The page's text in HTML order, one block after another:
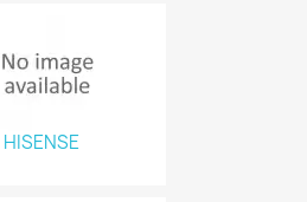
HISENSE